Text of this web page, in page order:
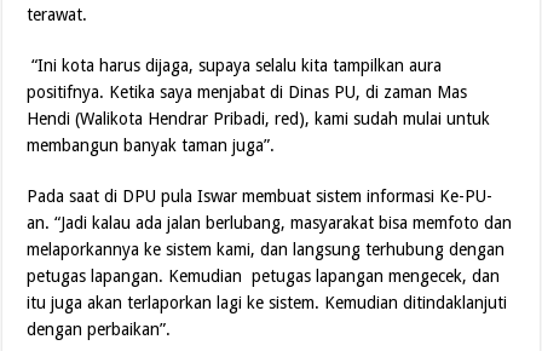
terawat.
“Ini kota harus dijaga, supaya selalu kita tampilkan aura
positifnya. Ketika saya menjabat di Dinas PU, di zaman Mas
Hendi (Walikota Hendrar Pribadi, red), kami sudah mulai untuk
membangun banyak taman juga”.
Pada saat di DPU pula Iswar membuat sistem informasi Ke-PU-
an. “Jadi kalau ada jalan berlubang, masyarakat bisa memfoto dan
melaporkannya ke sistem kami, dan langsung terhubung dengan
petugas lapangan. Kemudian petugas lapangan mengecek, dan
itu juga akan terlaporkan lagi ke sistem. Kemudian ditindaklanjuti
dengan perbaikan”.